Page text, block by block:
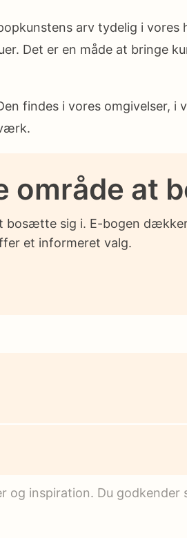
arv tydelig i vores
Det er en måde at bringe
findes i vores omgivelser,
inspiration. Du
område at
sig i. E-bogen
et informeret valg.